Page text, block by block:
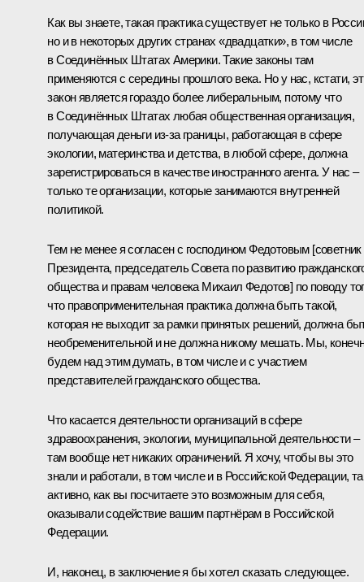
Как вы знаете, такая практика существует не только в
но и в некоторых других странах «двадцатки», в том числе
в Соединённых Штатах Америки. Такие законы там
применяются с середины прошлого века. Но у нас, кстати,
закон является гораздо более либеральным, потому что
в Соединённых Штатах любая общественная организация,
получающая деньги из‑за границы, работающая в сфере
экологии, материнства и детства, в любой сфере, должна
зарегистрироваться в качестве иностранного агента. У нас –
только те организации, которые занимаются внутренней
политикой.
Тем не менее я согласен с господином Федотовым [советник
Президента, председатель Совета по развитию
общества и правам человека Михаил Федотов] по поводу
что правоприменительная практика должна быть такой,
которая не выходит за рамки принятых решений, должна
необременительной и не должна никому мешать. Мы,
будем над этим думать, в том числе и с участием
представителей гражданского общества.
Что касается деятельности организаций в сфере
здравоохранения, экологии, муниципальной деятельности –
там вообще нет никаких ограничений. Я хочу, чтобы вы это
знали и работали, в том числе и в Российской Федерации,
активно, как вы посчитаете это возможным для себя,
оказывали содействие вашим партнёрам в Российской
Федерации.
И, наконец, в заключение я бы хотел сказать следующее.